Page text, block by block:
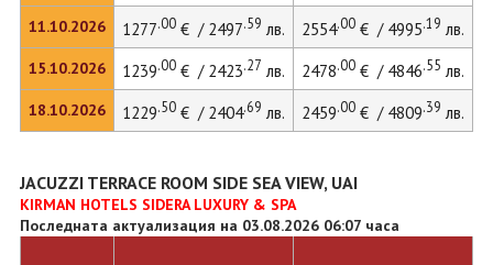
11.10.2026
15.10.2026
18.10.2026
1277.00€ / 2497.59 лв. 2554.00€ / 4995.19 лв.
1239.00€ / 2423.27 лв. 2478.00€ / 4846.55 лв.
1229.50€ / 2404.69 лв. 2459.00€ / 4809.39 лв.
JACUZZI TERRACE ROOM SIDE SEA VIEW, UAI
KIRMAN HOTELS SIDERA LUXURY & SPA
Последната актуализация на 03.08.2026 06:07 часа